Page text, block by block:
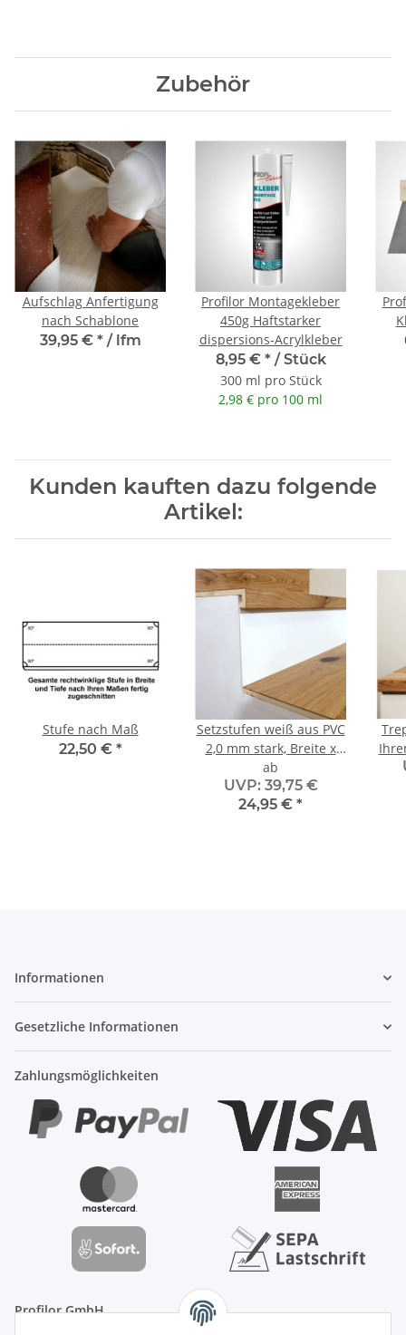
Zubehör
Aufschlag Anfertigung
nach Schablone
39,95 € */ lfm
Profilor Montagekleber
450g Haftstarker
dispersions-Acrylkleber
8,95 € */ Stück
300 ml pro Stück
2,98 € pro 100 ml
Kunden kauften dazu folgende
Artikel:
Stufe nach Maß
22,50 € *
Setzstufen weiß aus PVC
2,0 mm stark, Breite x
Höhe nach Maß
ab
UVP: 39,75 €
24,95 € *
Informationen
Gesetzliche Informationen
Zahlungsmöglichkeiten
Profilor GmbH